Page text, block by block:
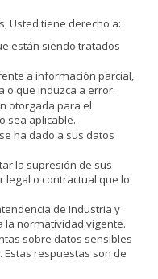
Usted tiene derecho a:
están siendo tratados
a información parcial,
o que induzca a error.
otorgada para el
sea aplicable.
ha dado a sus datos
la supresión de sus
legal o contractual que lo
de Industria y
la normatividad vigente.
sobre datos sensibles
Estas respuestas son de